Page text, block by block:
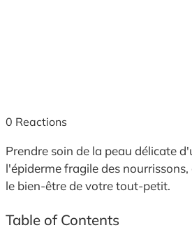
0 Reactions
Prendre soin de la peau délicate
l'épiderme fragile des
le bien-être de votre tout-petit.
Table of Contents